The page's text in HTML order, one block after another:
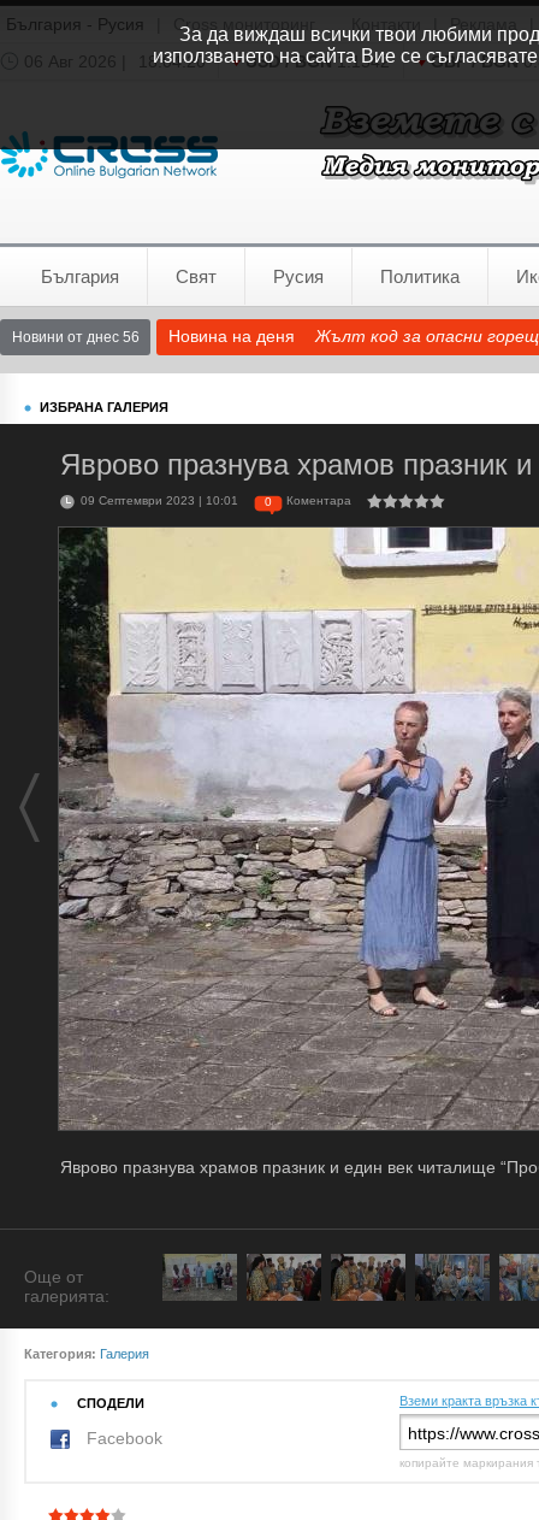
България - Русия Cross мониторинг Реклама
06 Авг 2026 |
18:04:21 USD / BGN1.1542 GBP / BGN
България Свят Русия Политика
Новини от днес 56 Новина на деня Жълт код за опасни
ИЗБРАНА ГАЛЕРИЯ
Яврово празнува храмов празник
09 Септември 2023 | 10:01 0 Коментара
Яврово празнува храмов празник и един век читалище
Още от
галерията:
Категория: Галерия
СПОДЕЛИ
Facebook
Вземи кракта връзка
копирайте маркирания
За да виждаш всички твои любими
използването на сайта Вие се